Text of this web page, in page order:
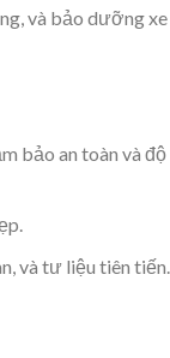
và bảo dưỡng
bảo an toàn và độ
và tư liệu tiên tiến.